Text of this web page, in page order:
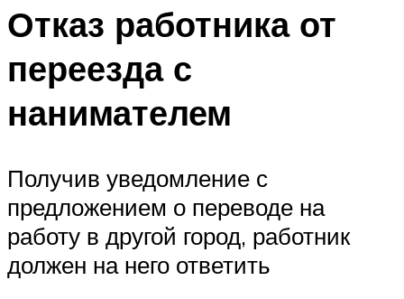
Отказ работника от
переезда с
нанимателем
Получив уведомление с
предложением о переводе на
работу в другой город, работник
должен на него ответить